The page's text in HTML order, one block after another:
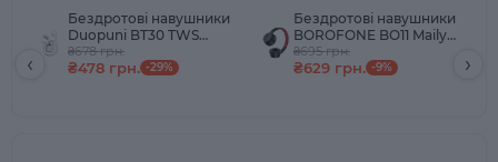
Бездротові навушники
Duopuni BT30 TWS
Wireless Headset,
Bluetooth 5.3, 250 mAh,
₴678 грн.
₴478 грн. -29%
Бездротові навушники
BOROFONE BO11 Maily
BT Headphones з
вбудованим
₴695 грн.
₴629 грн. -9%
‹ ›